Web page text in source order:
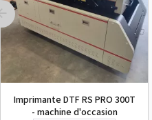
1000015502 PAD,CUTTER
SG-300
Voir le détail
Imprimante DTF RS PRO 300T
- machine d'occasion